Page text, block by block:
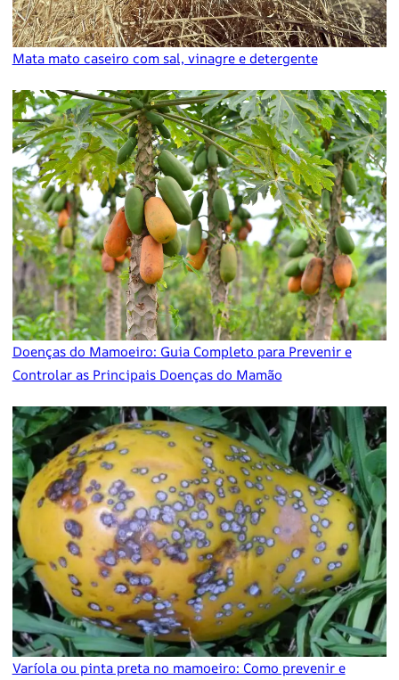
Mata mato caseiro com sal, vinagre e detergente
Doenças do Mamoeiro: Guia Completo para Prevenir e
Controlar as Principais Doenças do Mamão
Varíola ou pinta preta no mamoeiro: Como prevenir e